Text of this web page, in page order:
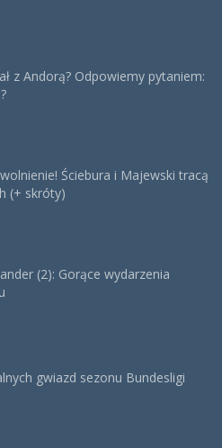
z Andorą? Odpowiemy pytaniem:
Ściebura i Majewski tracą
(+ skróty)
(2): Gorące wydarzenia
gwiazd sezonu Bundesligi